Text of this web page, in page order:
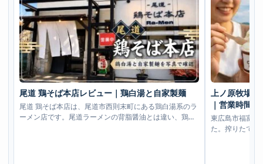
尾道 鶏そば本店レビュー｜鶏白湯と自家製麺
尾道 鶏そば本店は、尾道市西則末町にある鶏白湯系のラ
ーメン店です。尾道ラーメンの背脂醤油とは違い、鶏の
上ノ原牧場
｜営業時間
東広島市福富町
た。搾りたて